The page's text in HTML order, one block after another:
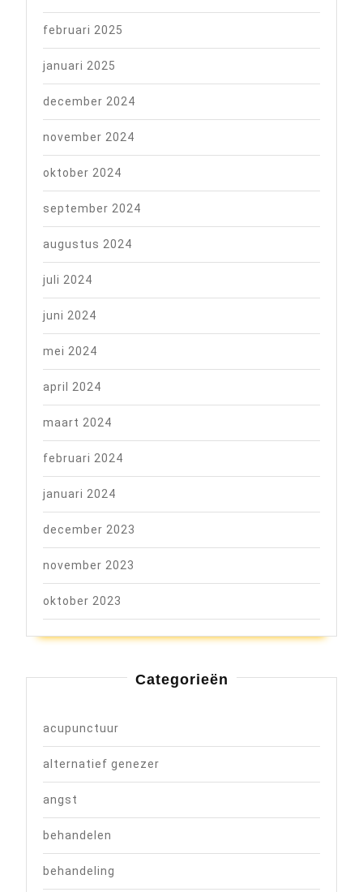
februari 2025
januari 2025
december 2024
november 2024
oktober 2024
september 2024
augustus 2024
juli 2024
juni 2024
mei 2024
april 2024
maart 2024
februari 2024
januari 2024
december 2023
november 2023
oktober 2023
Categorieën
acupunctuur
alternatief genezer
angst
behandelen
behandeling